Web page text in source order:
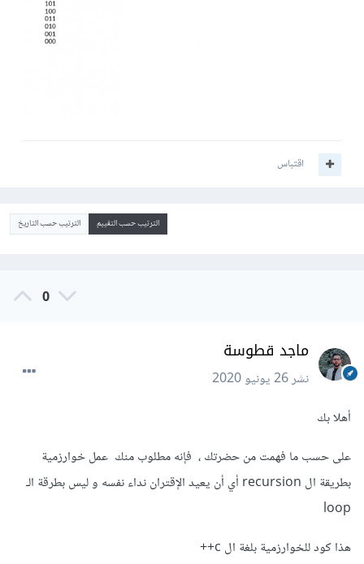
اقتباس
الترتيب حسب التقييم الترتيب حسب التاريخ
0
ماجد قطوسة
نشر26 يونيو 2020
أهلا بك
على حسب ما فهمت من حضرتك ، فإنه مطلوب منك عمل خوارزمية
بطريقة ال recursion أي أن يعيد الإقتران نداء نفسه و ليس بطرقة الـ
loop
هذا كود للخوارزمية بلغة ال c++